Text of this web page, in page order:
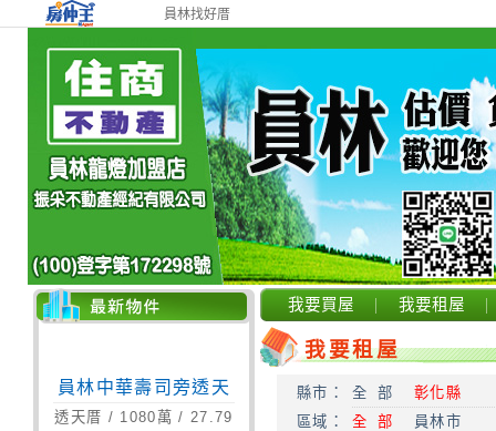
員林找好厝
透天厝/1080萬 /27.79
坪
我要買屋 我要租屋
我要租屋
縣市： 全 部
彰化縣
區域：
全 部 員林市